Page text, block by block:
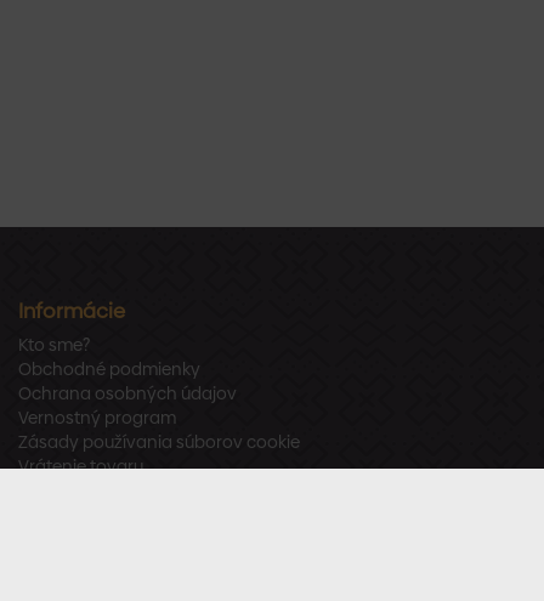
Informácie
Kto sme?
Obchodné podmienky
Ochrana osobných údajov
Vernostný program
Zásady používania súborov cookie
Vrátenie tovaru